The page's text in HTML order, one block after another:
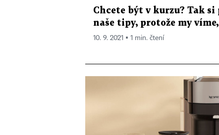
Chcete být v kurzu? Tak
naše tipy, protože my
10. 9. 2021 ▪ 1 min. čtení